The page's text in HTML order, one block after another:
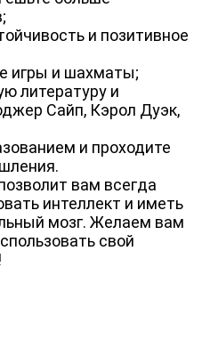
и позитивное
игры и шахматы;
литературу и
Сайп, Кэрол Дуэк,
и проходите
вам всегда
интеллект и иметь
мозг. Желаем вам
свой